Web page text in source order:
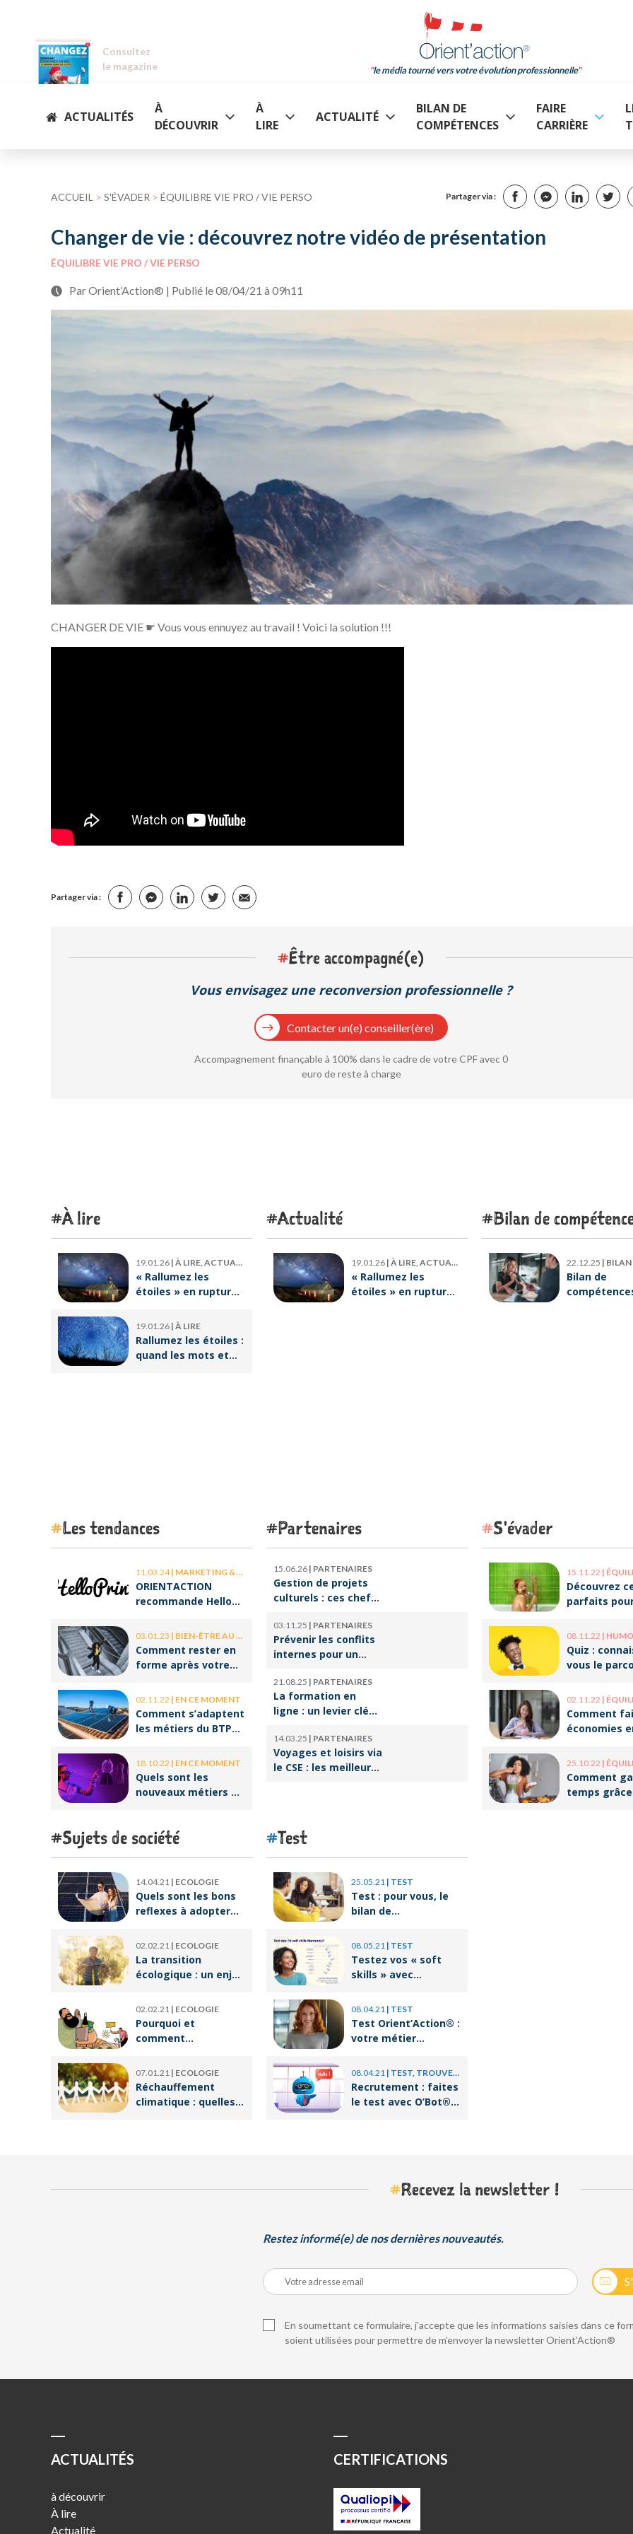
Consultez
le magazine
le média tourné vers votre évolution professionnelle
ACTUALITÉS
À
DÉCOUVRIR
À
LIRE
ACTUALITÉ
BILAN DE
COMPÉTENCES
FAIRE
CARRIÈRE
ACCUEIL > S'ÉVADER > ÉQUILIBRE VIE PRO / VIE PERSO Partager via :
Changer de vie : découvrez notre vidéo de présentation
ÉQUILIBRE VIE PRO / VIE PERSO
Par Orient’Action® | Publié le 08/04/21 à 09h11
CHANGER DE VIE ☛ Vous vous ennuyez au travail ! Voici la solution !!!
Partager via :
#Être accompagné(e)
Vous envisagez une reconversion professionnelle ?
Contacter un(e) conseiller(ère)
Accompagnement finançable à 100% dans le cadre de votre CPF avec 0
euro de reste à charge
À lire
19.01.26 | À LIRE, ACTUALITÉ
« Rallumez les
étoiles » en rupture
le livre d’Emeric
Lebreton dès
maintenant ?
19.01.26 | À LIRE
Rallumez les étoiles :
quand les mots et
Actualité
19.01.26 | À LIRE, ACTUALITÉ
« Rallumez les
étoiles » en rupture
Bilan de
22.12.25 | BILAN DE
Bilan de
Les tendances
11.03.24| MARKETING & COMMUNICATION
ORIENTACTION
recommande Hello
des stickers et des
brochures
03.01.23 | BIEN-ÊTRE AU TRAVAIL
Comment rester en
forme après votre
02.11.22 | EN CE MOMENT
Comment s’adaptent
les métiers du BTP
environnementaux ?
18.10.22 | EN CE MOMENT
Quels sont les
nouveaux métiers de
Partenaires
15.06.26 | PARTENAIRES
Gestion de projets
culturels : ces chefs
l’ombre qui font vivre
la culture
03.11.25 | PARTENAIRES
Prévenir les conflits
internes pour un
serein
21.08.25 | PARTENAIRES
La formation en
ligne : un levier clé
reconversion
professionnelle
14.03.25 | PARTENAIRES
Voyages et loisirs via
le CSE : les meilleures
S'évader
15.11.22 | ÉQUILIBRE
Découvrez
parfaits
le travail !
08.11.22 |
Quiz :
vous le
populaires ?
02.11.22 | ÉQUILIBRE
Comment
économies
organisation
25.10.22 | ÉQUILIBRE
Comment
temps
Sujets de société
14.04.21 | ECOLOGIE
Quels sont les bons
reflexes à adopter
écoresponsable ?
02.02.21 | ECOLOGIE
La transition
écologique : un enjeu
avenir meilleur
02.02.21 | ECOLOGIE
Pourquoi et
comment
alimentation ?
07.01.21 | ECOLOGIE
Réchauffement
climatique : quelles
Test
25.05.21 | TEST
Test : pour vous, le
bilan de
quoi ?
08.05.21 | TEST
Testez vos « soft
skills » avec
08.04.21 | TEST
Test Orient’Action® :
votre métier
personnalité ?
08.04.21 | TEST, TROUVER UN JOB
Recrutement : faites
le test avec O’Bot®,
#Recevez la newsletter !
Restez informé(e) de nos dernières nouveautés.
En soumettant ce formulaire, j’accepte que les informations saisies dans ce
soient utilisées pour permettre de m’envoyer la newsletter Orient’Action®
ACTUALITÉS
à découvrir
À lire
Actualité
CERTIFICATIONS